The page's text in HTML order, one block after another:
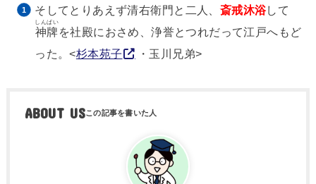
そしてとりあえず清右衛門と二人、斎戒沐浴して
神牌
しんぱい
を社殿におさめ、浄誉とつれだって江戸へもど
った。<杉本苑子 ・玉川兄弟>
ABOUT US